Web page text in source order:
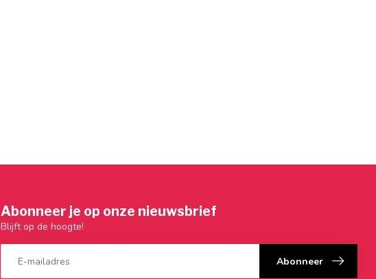
Abonneer je op onze nieuwsbrief
Blijft op de hoogte!
Abonneer